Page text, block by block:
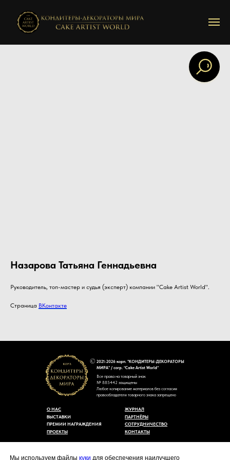
Мы используем файлы куки для обеспечения наилучшего
Назарова Татьяна Геннадьевна
Руководитель, топ-мастер и судья (эксперт) компании "Cake Artist World".
Страница ВКонтакте
2021-2026 корп. "КОНДИТЕРЫ-ДЕКОРАТОРЫ
МИРА" / corp. “Cake Artist World”
Все права на товарный знак
№ 885442 защищены
Любое копирование материалов без согласия
правообладателя товарного знака запрещено
КОНТАКТЫ
СОТРУДНИЧЕСТВО
ЖУРНАЛ
ПАРТНЁРЫ
ПРЕМИИ НАГРАЖДЕНИЯ
ПРОЕКТЫ
ВЫСТАВКИ
О НАС